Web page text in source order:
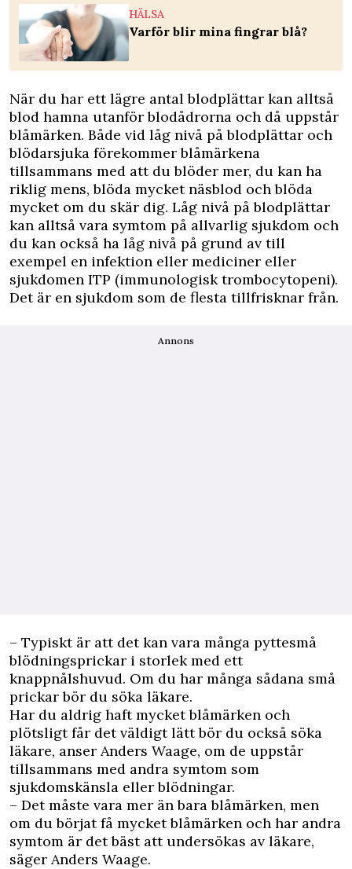
HÄLSA
Varför blir mina fingrar blå?
När du har ett lägre antal blodplättar kan alltså
blod hamna utanför blodådrorna och då uppstår
blåmärken. Både vid låg nivå på blodplättar och
blödarsjuka förekommer blåmärkena
tillsammans med att du blöder mer, du kan ha
riklig mens, blöda mycket näsblod och blöda
mycket om du skär dig. Låg nivå på blodplättar
kan alltså vara symtom på allvarlig sjukdom och
du kan också ha låg nivå på grund av till
exempel en infektion eller mediciner eller
sjukdomen ITP (immunologisk trombocytopeni).
Det är en sjukdom som de flesta tillfrisknar från.
Annons
– Typiskt är att det kan vara många pyttesmå
blödningsprickar i storlek med ett
knappnålshuvud. Om du har många sådana små
prickar bör du söka läkare.
Har du aldrig haft mycket blåmärken och
plötsligt får det väldigt lätt bör du också söka
läkare, anser Anders Waage, om de uppstår
tillsammans med andra symtom som
sjukdomskänsla eller blödningar.
– Det måste vara mer än bara blåmärken, men
om du börjat få mycket blåmärken och har andra
symtom är det bäst att undersökas av läkare,
säger Anders Waage.